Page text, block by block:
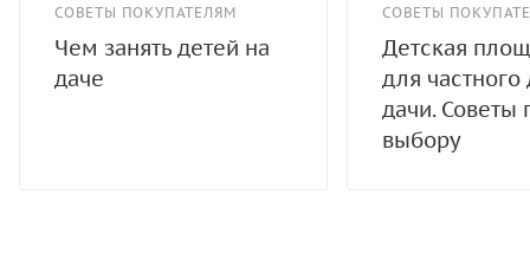
СОВЕТЫ ПОКУПАТЕЛЯМ
Чем занять детей на
даче
СОВЕТЫ
Детская
для
дачи. Советы
выбору